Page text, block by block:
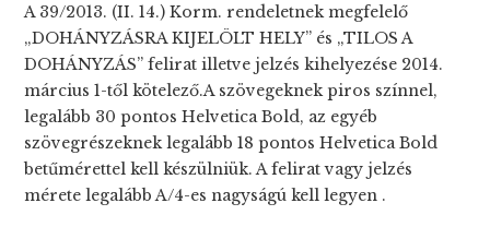
A 39/2013. (II. 14.) Korm. rendeletnek megfelelő
„DOHÁNYZÁSRA KIJELÖLT HELY” és „TILOS A
DOHÁNYZÁS” felirat illetve jelzés kihelyezése 2014.
március 1-től kötelező.A szövegeknek piros színnel,
legalább 30 pontos Helvetica Bold, az egyéb
szövegrészeknek legalább 18 pontos Helvetica Bold
betűmérettel kell készülniük. A felirat vagy jelzés
mérete legalább A/4-es nagyságú kell legyen .